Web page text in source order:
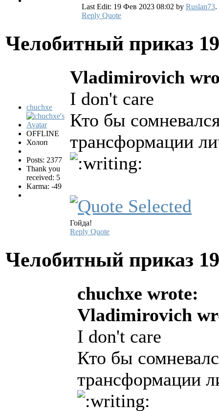
Last Edit: 19 Фев 2023 08:02 by Ruslan73.
Reply Quote
Челобитный приказ
chuchxe
OFFLINE
Холоп
Posts: 2377
Thank you
received: 5
Karma: -49
Vladimirovich
I don't care
Кто бы
трансформации
Гойда!
Reply Quote
Челобитный приказ
chuchxe wrote:
Vladimirovich
I don't care
Кто бы
трансформации